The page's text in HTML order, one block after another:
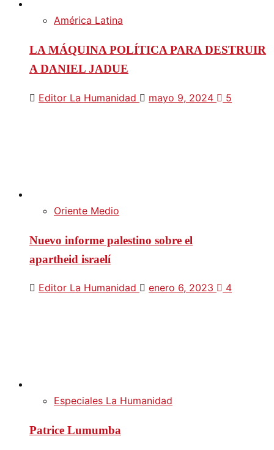
América Latina
LA MÁQUINA POLÍTICA PARA DESTRUIR
A DANIEL JADUE
Editor La Humanidad mayo 9, 2024 5
Oriente Medio
Nuevo informe palestino sobre el
apartheid israelí
Editor La Humanidad enero 6, 2023 4
Especiales La Humanidad
Patrice Lumumba